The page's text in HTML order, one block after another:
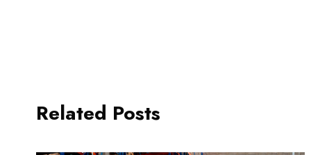
Related Posts